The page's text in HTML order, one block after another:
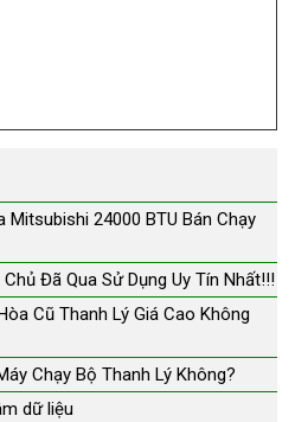
Mitsubishi 24000 BTU Bán Chạy
Đã Qua Sử Dụng Uy Tín Nhất!!!
Cũ Thanh Lý Giá Cao Không
Chạy Bộ Thanh Lý Không?
dữ liệu